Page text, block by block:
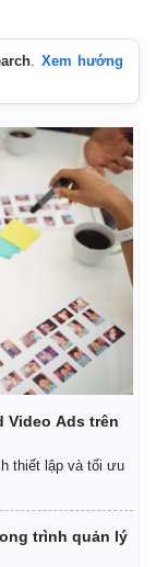
. Xem hướng
Video Ads trên
thiết lập và tối ưu
trình quản lý